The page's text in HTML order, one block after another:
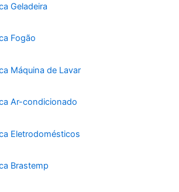
Geladeira
Fogão
Máquina de Lavar
Ar-condicionado
Eletrodomésticos
Brastemp